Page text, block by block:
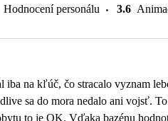
Hodnocení personálu 3.6
iba na kľúč, čo stracalo vyznam
nedalo ani vojsť. To boli negatíva. Teraz
to je OK. Vďaka bazénu